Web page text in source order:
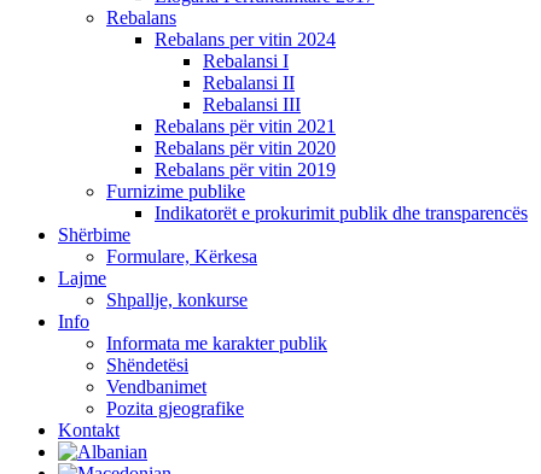
Rebalans
Rebalans per vitin 2024
Rebalansi I
Rebalansi II
Rebalansi III
Rebalans për vitin 2021
Rebalans për vitin 2020
Rebalans për vitin 2019
Furnizime publike
Indikatorët e prokurimit publik dhe transparencës
Shërbime
Formulare, Kërkesa
Lajme
Shpallje, konkurse
Info
Informata me karakter publik
Shëndetësi
Vendbanimet
Pozita gjeografike
Kontakt